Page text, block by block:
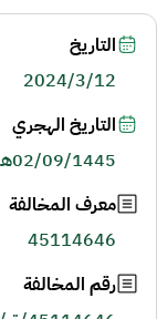
التاريخ
2024/3/12
التاريخ الهجري
02/09/1445هـ
معرف المخالفة
45114646
رقم المخالفة